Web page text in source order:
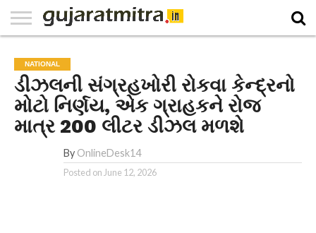
PAPER
NATIONAL
WORLD
BUSINESS
SPORTS
GUJARAT
OPINION
MORE
NATIONAL
ડીઝલની સંગ્રહખોરી રોકવા કેન્દ્રનો
મોટો નિર્ણય, એક ગ્રાહકને રોજ
માત્ર 200 લીટર ડીઝલ મળશે
By OnlineDesk14
Posted on June 12, 2026